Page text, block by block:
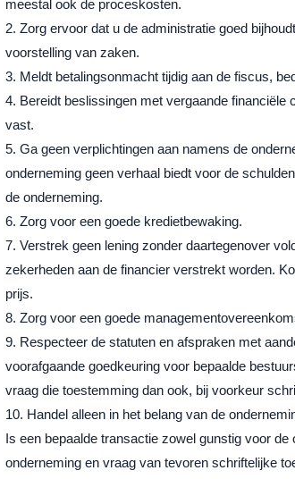
meestal ook de proceskosten.
Zorg ervoor dat u de administratie goed
voorstelling van zaken.
Meldt betalingsonmacht tijdig aan de fiscus,
Bereidt beslissingen met vergaande
vast.
Ga geen verplichtingen aan namens de
onderneming geen verhaal biedt voor de
de onderneming.
Zorg voor een goede kredietbewaking.
Verstrek geen lening zonder daartegenover
zekerheden aan de financier verstrekt worden.
prijs.
Zorg voor een goede
Respecteer de statuten en afspraken met
voorafgaande goedkeuring voor bepaalde
vraag die toestemming dan ook, bij voorkeur
Handel alleen in het belang van de
Is een bepaalde transactie zowel gunstig voor
onderneming en vraag van tevoren schriftelijke